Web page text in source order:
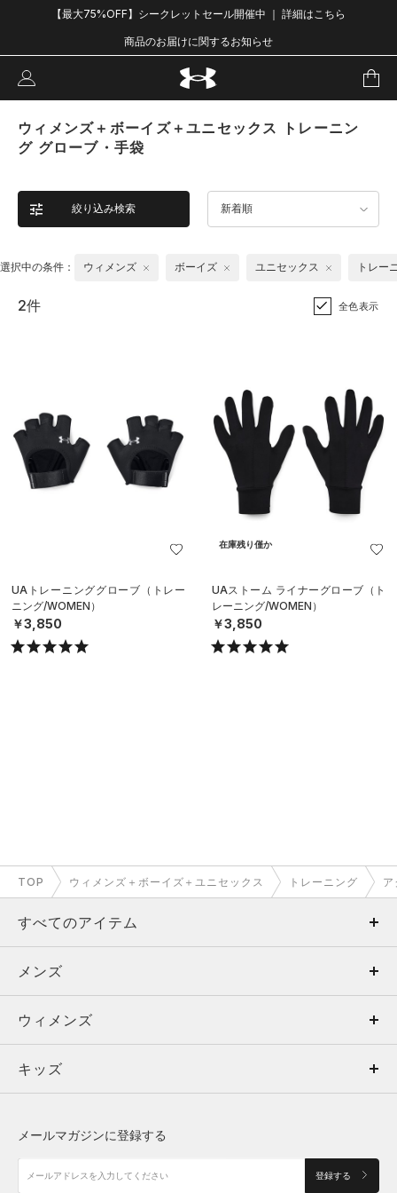
【最大75%OFF】シークレットセール開催中 ｜ 詳細はこちら
商品のお届けに関するお知らせ
ウィメンズ＋ボーイズ＋ユニセックス トレーニン
グ グローブ・手袋
絞り込み検索 新着順
選択中の条件： ウィメンズ ボーイズ ユニセックス トレー
2件 全色表示
UAトレーニンググローブ（トレー
ニング/WOMEN）
￥3,850
在庫残り僅か
UAストーム ライナーグローブ（ト
レーニング/WOMEN）
￥3,850
TOP ウィメンズ＋ボーイズ＋ユニセックス トレーニング
すべてのアイテム
メンズ
ウィメンズ
キッズ
アクセサリー
メンズ
トップス
ボトムス
アクセサリー
ウィメンズ
トップス
シューズ
キッズ
メールマガジンに登録する
登録する